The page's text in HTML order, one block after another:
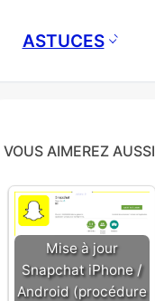
ASTUCES
VOUS AIMEREZ AUSSI
Mise à jour
Snapchat iPhone /
Android (procédure